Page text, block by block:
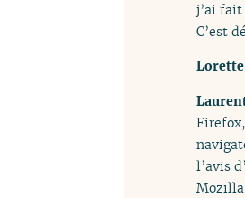
j’ai fait
C’est
l’avis
Mozilla.